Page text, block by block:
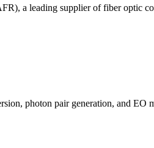
a leading supplier of fiber optic
photon pair generation, and EO